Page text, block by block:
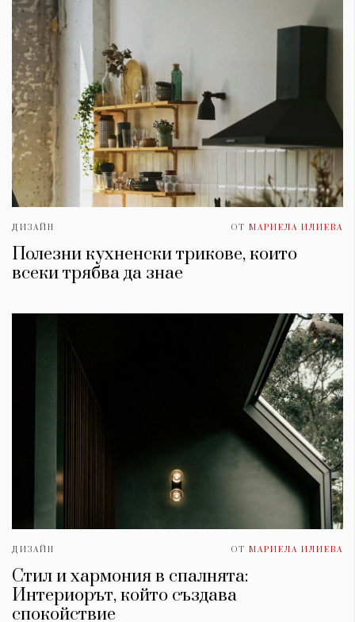
ДИЗАЙН ОТ МАРИЕЛА ИЛИЕВА
Полезни кухненски трикове, които
всеки трябва да знае
ДИЗАЙН ОТ МАРИЕЛА ИЛИЕВА
Стил и хармония в спалнята:
Интериорът, който създава
спокойствие